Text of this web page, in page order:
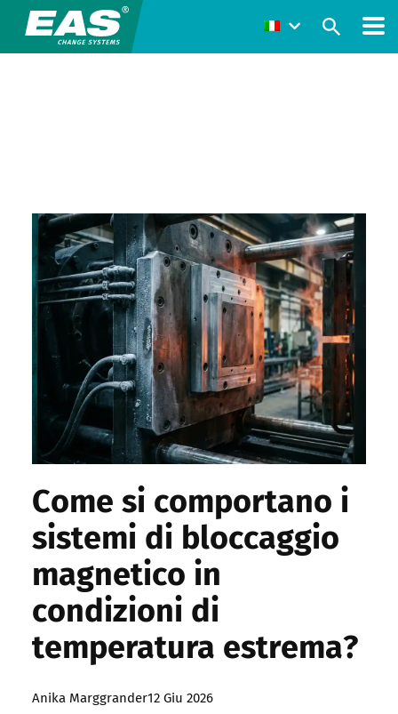
Come si comportano i
sistemi di bloccaggio
magnetico in
condizioni di
temperatura estrema?
Posted
Anika Marggrander12 Giu 2026